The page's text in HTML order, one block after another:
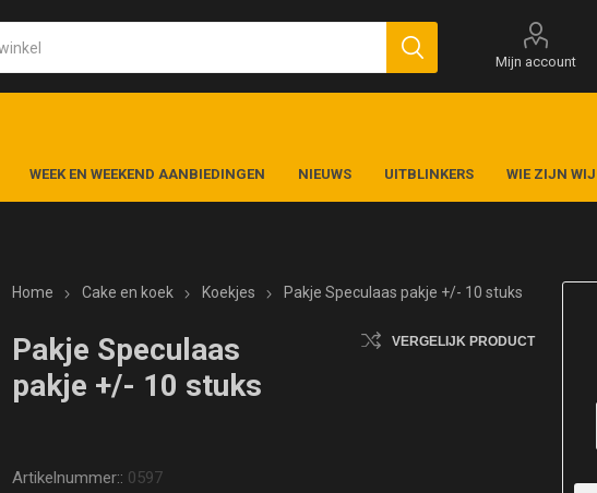
Mijn account
WEEK EN WEEKEND AANBIEDINGEN NIEUWS UITBLINKERS WIE ZIJN WIJ
Home Cake en koek Koekjes Pakje Speculaas pakje +/- 10 stuks
Pakje Speculaas
pakje +/- 10 stuks
VERGELIJK PRODUCT
Artikelnummer:: 0597